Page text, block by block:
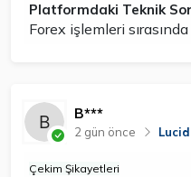
Platformdaki Teknik
Forex işlemleri
B***
2 gün önce
Çekim Şikayetleri